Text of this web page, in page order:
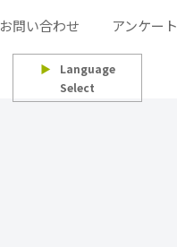
お問い合わせ アンケート
▶
Language
Select